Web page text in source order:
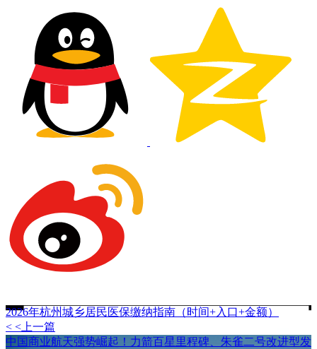
2026年杭州城乡居民医保缴纳指南（时间+入口+金额）
< <上一篇
中国商业航天强势崛起！力箭百星里程碑、朱雀二号改进型发